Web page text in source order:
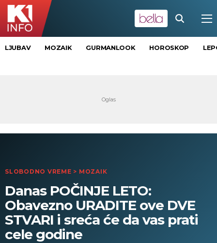
LJUBAV MOZAIK GURMANLOOK HOROSKOP
SLOBODNO VREME > MOZAIK
Danas POČINJE LETO:
Obavezno URADITE ove DVE
STVARI i sreća će da vas prati
cele godine